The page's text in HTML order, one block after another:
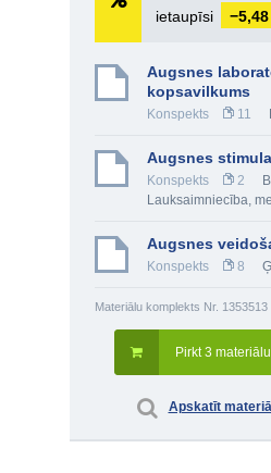
ietaupīsi
Augsnes
kopsavilkums
Konspekts 11
Augsnes
Konspekts 2
Lauksaimniecība,
Augsnes
Konspekts 8
Materiālu komplekts Nr. 1353513
Pirkt 3
Apskatīt